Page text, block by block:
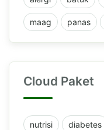
maag panas
Cloud Paket
nutrisi diabetes